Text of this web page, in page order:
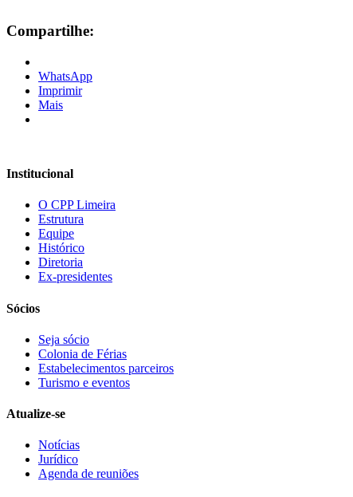
Compartilhe:
WhatsApp
Imprimir
Mais
Institucional
O CPP Limeira
Estrutura
Equipe
Histórico
Diretoria
Ex-presidentes
Sócios
Seja sócio
Colonia de Férias
Estabelecimentos parceiros
Turismo e eventos
Atualize-se
Notícias
Jurídico
Agenda de reuniões